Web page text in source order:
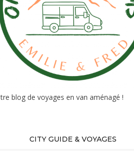
blog de voyages en van aménagé !
CITY GUIDE & VOYAGES